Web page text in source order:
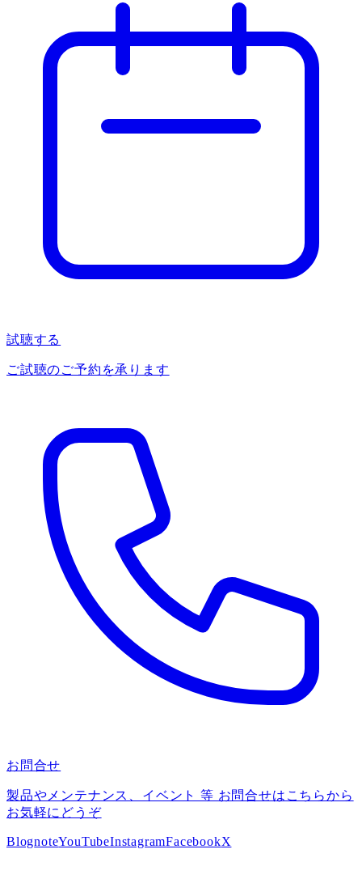
試聴する
ご試聴のご予約を承ります
お問合せ
製品やメンテナンス、イベント 等 お問合せはこちらから
お気軽にどうぞ
BlognoteYouTubeInstagramFacebookX